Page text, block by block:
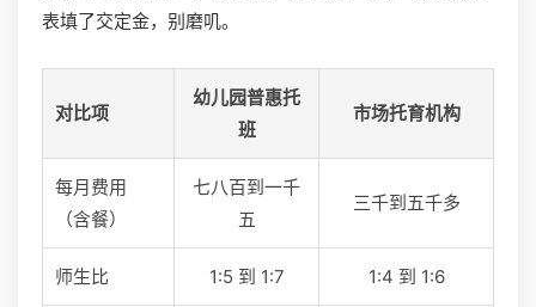
表填了交定金，别磨叽。
对比项
幼儿园普惠托
班
市场托育机构
每月费用
（含餐）
七八百到一千
五
三千到五千多
师生比 1:5 到 1:7 1:4 到 1:6